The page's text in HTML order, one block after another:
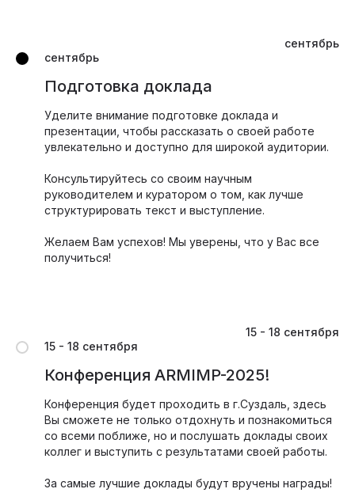
сентябрь
сентябрь
Подготовка доклада
Уделите внимание подготовке доклада и
презентации, чтобы рассказать о своей работе
увлекательно и доступно для широкой аудитории.
Консультируйтесь со своим научным
руководителем и куратором о том, как лучше
структурировать текст и выступление.
Желаем Вам успехов! Мы уверены, что у Вас все
получиться!
15 - 18 сентября
15 - 18 сентября
Конференция ARMIMP-2025!
Конференция будет проходить в г.Суздаль, здесь
Вы сможете не только отдохнуть и познакомиться
со всеми поближе, но и послушать доклады своих
коллег и выступить с результатами своей работы.
За самые лучшие доклады будут вручены награды!